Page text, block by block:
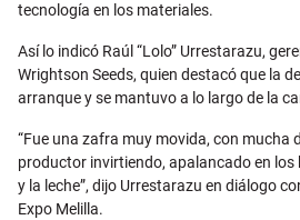
tecnología en los materiales.
Así lo indicó Raúl “Lolo” Urrestarazu,
Wrightson Seeds, quien destacó que la
arranque y se mantuvo a lo largo de la
“Fue una zafra muy movida, con mucha
productor invirtiendo, apalancado en los
y la leche”, dijo Urrestarazu en diálogo
Expo Melilla.